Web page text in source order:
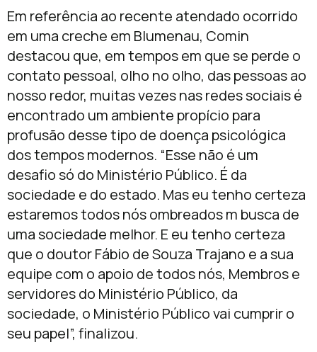
Em referência ao recente atendado ocorrido
em uma creche em Blumenau, Comin
destacou que, em tempos em que se perde o
contato pessoal, olho no olho, das pessoas ao
nosso redor, muitas vezes nas redes sociais é
encontrado um ambiente propício para
profusão desse tipo de doença psicológica
dos tempos modernos. “Esse não é um
desafio só do Ministério Público. É da
sociedade e do estado. Mas eu tenho certeza
estaremos todos nós ombreados m busca de
uma sociedade melhor. E eu tenho certeza
que o doutor Fábio de Souza Trajano e a sua
equipe com o apoio de todos nós, Membros e
servidores do Ministério Público, da
sociedade, o Ministério Público vai cumprir o
seu papel”, finalizou.